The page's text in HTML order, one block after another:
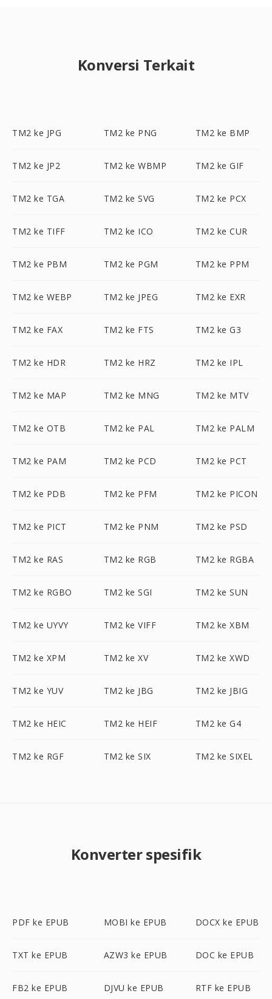
Konversi Terkait
TM2 ke JPG TM2 ke PNG TM2 ke BMP
TM2 ke JP2 TM2 ke WBMP TM2 ke GIF
TM2 ke TGA TM2 ke SVG TM2 ke PCX
TM2 ke TIFF TM2 ke ICO TM2 ke CUR
TM2 ke PBM TM2 ke PGM TM2 ke PPM
TM2 ke WEBP TM2 ke JPEG TM2 ke EXR
TM2 ke FAX TM2 ke FTS TM2 ke G3
TM2 ke HDR TM2 ke HRZ TM2 ke IPL
TM2 ke MAP TM2 ke MNG TM2 ke MTV
TM2 ke OTB TM2 ke PAL TM2 ke PALM
TM2 ke PAM TM2 ke PCD TM2 ke PCT
TM2 ke PDB TM2 ke PFM TM2 ke PICON
TM2 ke PICT TM2 ke PNM TM2 ke PSD
TM2 ke RAS TM2 ke RGB TM2 ke RGBA
TM2 ke RGBO TM2 ke SGI TM2 ke SUN
TM2 ke UYVY TM2 ke VIFF TM2 ke XBM
TM2 ke XPM TM2 ke XV TM2 ke XWD
TM2 ke YUV TM2 ke JBG TM2 ke JBIG
TM2 ke HEIC TM2 ke HEIF TM2 ke G4
TM2 ke RGF TM2 ke SIX TM2 ke SIXEL
Konverter spesifik
PDF ke EPUB MOBI ke EPUB DOCX ke EPUB
TXT ke EPUB AZW3 ke EPUB DOC ke EPUB
FB2 ke EPUB DJVU ke EPUB RTF ke EPUB